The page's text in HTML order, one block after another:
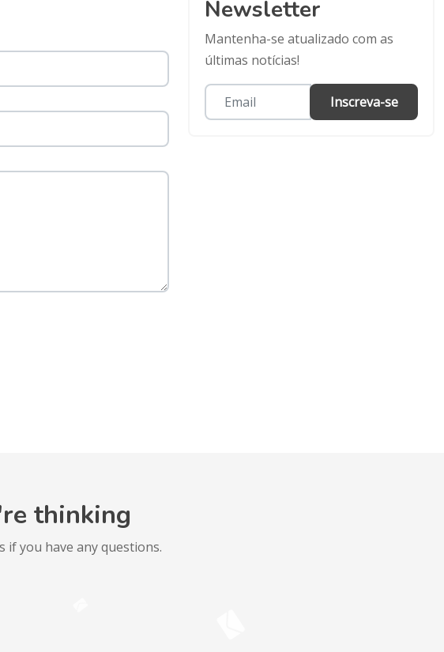
Newsletter
Mantenha-se atualizado com as
últimas notícias!
Inscreva-se
thinking
if you have any questions.